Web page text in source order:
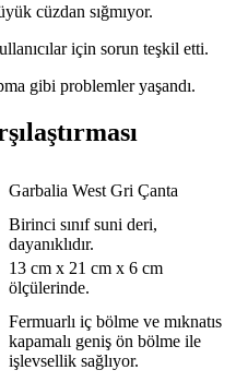
cüzdan sığmıyor.
için sorun teşkil etti.
gibi problemler yaşandı.
Garbalia West Gri Çanta
Birinci sınıf suni deri,
dayanıklıdır.
13 cm x 21 cm x 6 cm
ölçülerinde.
Fermuarlı iç bölme ve mıknatıs
kapamalı geniş ön bölme ile
işlevsellik sağlıyor.